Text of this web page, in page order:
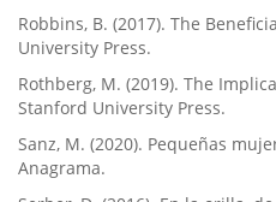
Robbins, B. (2017). The
University Press.
Rothberg, M. (2019). The
Stanford University Press.
Sanz, M. (2020). Pequeñas
Anagrama.